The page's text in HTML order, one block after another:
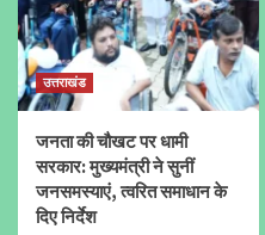
उत्तराखंड
जनता की चौखट पर धामी
सरकार: मुख्यमंत्री ने सुनीं
जनसमस्याएं, त्वरित समाधान के
दिए निर्देश